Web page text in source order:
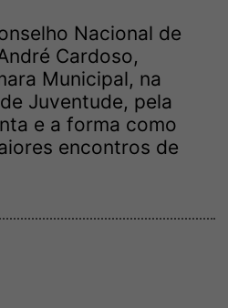
Nacional de
Cardoso,
Municipal, na
Juventude, pela
e a forma como
encontros de